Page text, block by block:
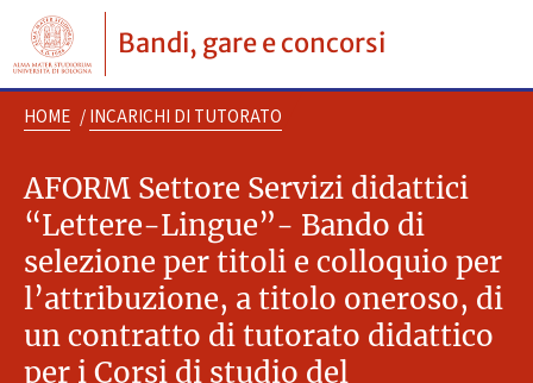
Bandi, gare e concorsi
HOME / INCARICHI DI TUTORATO
AFORM Settore Servizi didattici
“Lettere-Lingue”- Bando di
selezione per titoli e colloquio per
l’attribuzione, a titolo oneroso, di
un contratto di tutorato didattico
per i Corsi di studio del